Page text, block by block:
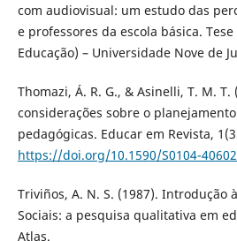
com audiovisual: um estudo das
e professores da escola básica.
Educação) – Universidade Nove de
Thomazi, Á. R. G., & Asinelli, T. M.
considerações sobre o
pedagógicas. Educar em Revista,
https://doi.org/10.1590/S0104-
Triviños, A. N. S. (1987). Introdução
Sociais: a pesquisa qualitativa em
Atlas.